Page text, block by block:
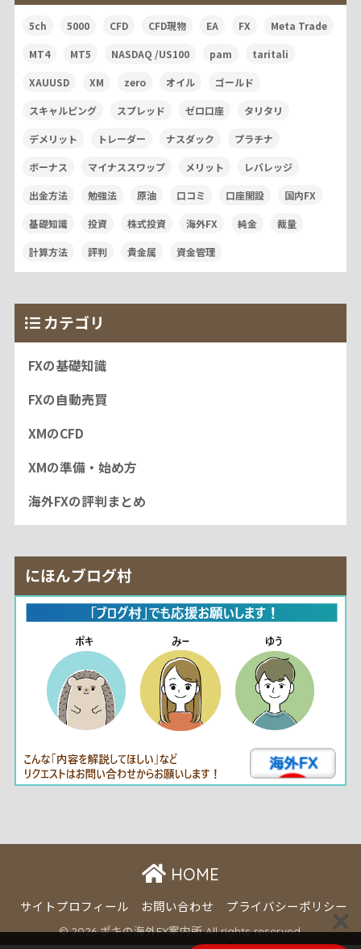
5ch 5000 CFD CFD現物 EA FX Meta Trade
MT4 MT5 NASDAQ /US100 pam taritali
XAUUSD XM zero オイル ゴールド
スキャルピング スプレッド ゼロ口座 タリタリ
デメリット トレーダー ナスダック プラチナ
ボーナス マイナススワップ メリット レバレッジ
出金方法 勉強法 原油 口コミ 口座開設 国内FX
基礎知識 投資 株式投資 海外FX 純金 裁量
計算方法 評判 貴金属 資金管理
カテゴリ
FXの基礎知識
FXの自動売買
XMのCFD
XMの準備・始め方
海外FXの評判まとめ
にほんブログ村
HOME
サイトプロフィール お問い合わせ プライバシーポリシー
© 2026 ポキの海外FX案内所 All rights reserved.